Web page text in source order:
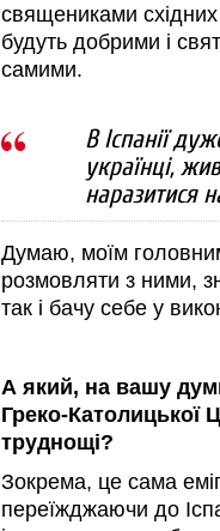
священиками
будуть добрими і
самими.
В Іспанії
українці,
наразитися
Думаю, моїм
розмовляти з ними,
так і бачу себе у
А який, на вашу
Греко-Католицької
труднощі?
Зокрема, це сама
переїжджаючи до